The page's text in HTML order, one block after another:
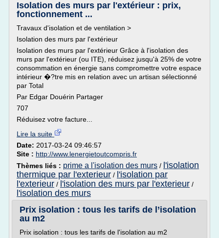
Isolation des murs par l'extérieur : prix,
fonctionnement ...
Travaux d'isolation et de ventilation >
Isolation des murs par l'extérieur
Isolation des murs par l'extérieur Grâce à l'isolation des
murs par l'extérieur (ou ITE), réduisez jusqu'à 25% de votre
consommation en énergie sans compromettre votre espace
intérieur �?tre mis en relation avec un artisan sélectionné
par Total
Par Edgar Douérin Partager
707
Réduisez votre facture...
Lire la suite
Date: 2017-03-24 09:46:57
Site : http://www.lenergietoutcompris.fr
Thèmes liés : prime a l'isolation des murs / l'isolation
thermique par l'exterieur / l'isolation par
l'exterieur / l'isolation des murs par l'exterieur /
l'isolation des murs
Prix isolation : tous les tarifs de l’isolation
au m2
Prix isolation : tous les tarifs de l'isolation au m2